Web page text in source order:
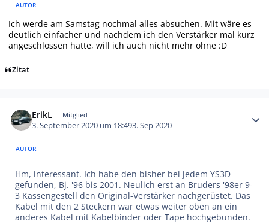
AUTOR
Ich werde am Samstag nochmal alles absuchen. Mit wäre es
deutlich einfacher und nachdem ich den Verstärker mal kurz
angeschlossen hatte, will ich auch nicht mehr ohne :D
Zitat
ErikL Mitglied
3. September 2020 um 18:493. Sep 2020
AUTOR
Hm, interessant. Ich habe den bisher bei jedem YS3D
gefunden, Bj. '96 bis 2001. Neulich erst an Bruders '98er 9-
3 Kassengestell den Original-Verstärker nachgerüstet. Das
Kabel mit den 2 Steckern war etwas weiter oben an ein
anderes Kabel mit Kabelbinder oder Tape hochgebunden.